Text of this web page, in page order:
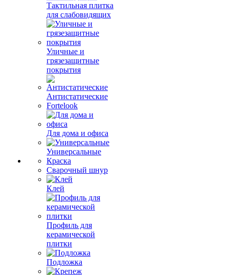
Тактильная плитка
для слабовидящих
Уличные и
грязезащитные
покрытия
Антистатические
Fortelook
Для дома и офиса
Универсальные
Краска
Сварочный шнур
Клей
Профиль для
керамической
плитки
Подложка